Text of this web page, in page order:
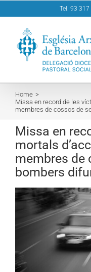
to
Tel. 93 317
Home
Missa en record de les
membres de cossos de
Missa en
mortals
membres de
bombers
View
Larger